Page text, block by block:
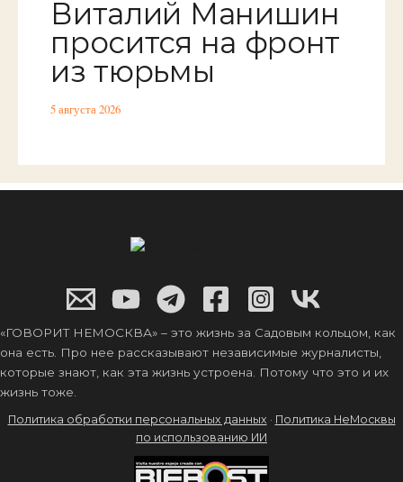
Виталий Манишин
просится на фронт
из тюрьмы
5 августа 2026
«ГОВОРИТ НЕМОСКВА» – это жизнь за Садовым кольцом, как
она есть. Про нее рассказывают независимые журналисты,
которые знают, как эта жизнь устроена. Потому что это и их
жизнь тоже.
Политика обработки персональных данных · Политика НеМосквы
по использованию ИИ